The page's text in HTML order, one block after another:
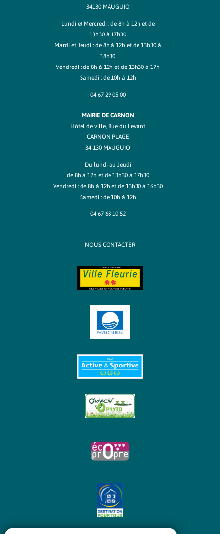
34130 MAUGUIO
Lundi et Mercredi : de 8h à 12h et de
13h30 à 17h30
Mardi et Jeudi : de 8h à 12h et de 13h30 à
18h30
Vendredi : de 8h à 12h et de 13h30 à 17h
Samedi : de 10h à 12h
04 67 29 05 00
MAIRIE DE CARNON
Hôtel de ville, Rue du Levant
CARNON PLAGE
34 130 MAUGUIO
Du lundi au Jeudi
de 8h à 12h et de 13h30 à 17h30
Vendredi : de 8h à 12h et de 13h30 à 16h30
Samedi : de 10h à 12h
04 67 68 10 52
NOUS CONTACTER